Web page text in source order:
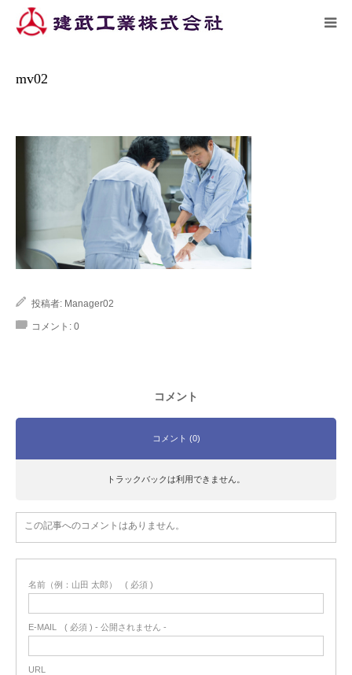
施工実績 mv02
mv02
投稿者: Manager02
コメント: 0
コメント
コメント (0)
トラックバックは利用できません。
この記事へのコメントはありません。
名前（例：山田 太郎） ( 必須 )
E-MAIL ( 必須 ) - 公開されません -
URL
施工実績
リクルート